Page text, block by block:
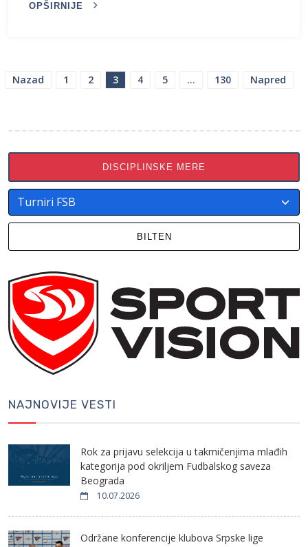
OPŠIRNIJE
ПАГИНАЦИЈА
Nazad 1 2 3 4 5 … 130 Napred
DISCIPLINSKE MERE
BILTEN
NAJNOVIJE VESTI
Rok za prijavu selekcija u takmičenjima mlađih
kategorija pod okriljem Fudbalskog saveza
Beograda
10.07.2026
Održane konferencije klubova Srpske lige